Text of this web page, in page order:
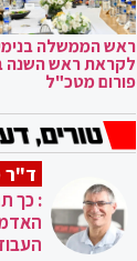
ראש הממשלה
לקראת ראש השנה
פורום מטכ"ל
ד"ר
: כך